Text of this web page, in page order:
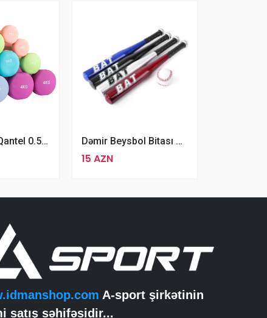
Ağrlıq Üçün Qantel 0.5kq Dəmir Beysbol Bitası Rəngli Alüminium Bat Baseball Sopası
15 AZN
A-sport şirkətinin
satış səhifəsidir...